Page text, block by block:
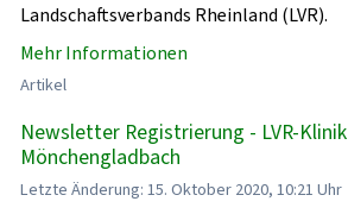
Landschaftsverbands Rheinland (LVR).
Mehr Informationen
Artikel
Newsletter Registrierung - LVR-Klinik
Mönchengladbach
Letzte Änderung: 15. Oktober 2020, 10:21 Uhr